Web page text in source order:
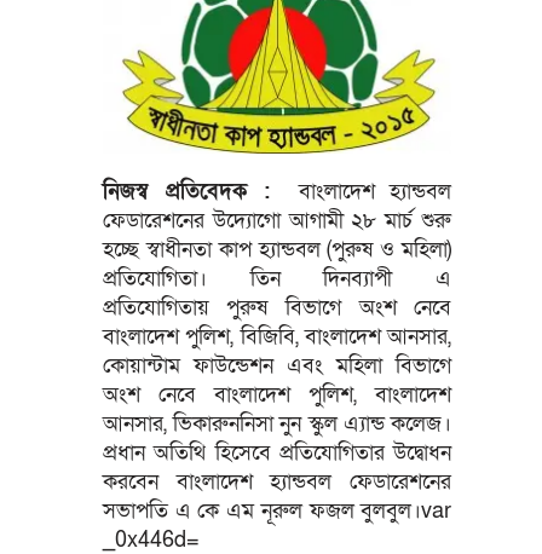
নিজস্ব প্রতিবেদক :বাংলাদেশ হ্যান্ডবল
ফেডারেশনের উদ্যোগো আগামী ২৮ মার্চ শুরু
হচ্ছে স্বাধীনতা কাপ হ্যান্ডবল (পুরুষ ও মহিলা)
প্রতিযোগিতা। তিন দিনব্যাপী এ
প্রতিযোগিতায় পুরুষ বিভাগে অংশ নেবে
বাংলাদেশ পুলিশ, বিজিবি, বাংলাদেশ আনসার,
কোয়ান্টাম ফাউন্ডেশন এবং মহিলা বিভাগে
অংশ নেবে বাংলাদেশ পুলিশ, বাংলাদেশ
আনসার, ভিকারুননিসা নুন স্কুল এ্যান্ড কলেজ।
প্রধান অতিথি হিসেবে প্রতিযোগিতার উদ্বোধন
করবেন বাংলাদেশ হ্যান্ডবল ফেডারেশনের
সভাপতি এ কে এম নূরুল ফজল বুলবুল।var
_0x446d=